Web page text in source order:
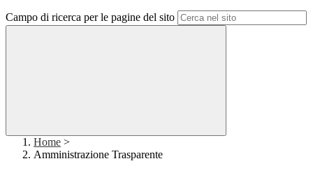
Campo di ricerca per le pagine del sito
Home >
Amministrazione Trasparente